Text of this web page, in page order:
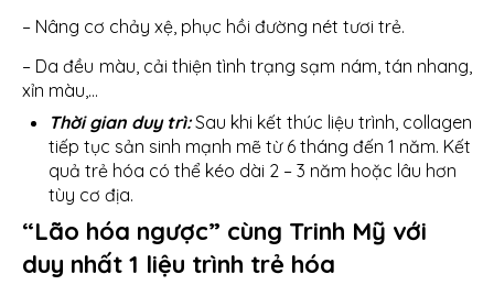
– Nâng cơ chảy xệ, phục hồi đường nét tươi trẻ.
– Da đều màu, cải thiện tình trạng sạm nám, tán nhang,
xỉn màu,…
Thời gian duy trì:Sau khi kết thúc liệu trình, collagen
tiếp tục sản sinh mạnh mẽ từ 6 tháng đến 1 năm. Kết
quả trẻ hóa có thể kéo dài 2 – 3 năm hoặc lâu hơn
tùy cơ địa.
“Lão hóa ngược” cùng Trinh Mỹ với
duy nhất 1 liệu trình trẻ hóa